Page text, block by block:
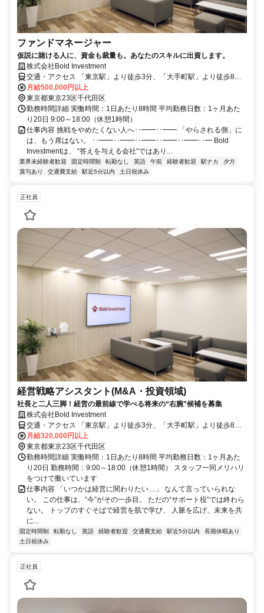
ファンドマネージャー
仮説に賭ける人に、資金も裁量も。あなたのスキルに出資します。
株式会社Bold Investment
交通・アクセス 「東京駅」より徒歩3分、「大手町駅」より徒歩8分
、「二重橋駅」より徒歩5分
月給500,000円以上
東京都東京23区千代田区
勤務時間詳細 実働時間：1日あたり8時間 平均勤務日数：1ヶ月あた
り20日 9:00～18:00（休憩1時間）
仕事内容 挑戦をやめたくない人へ･･━━･･━━ 「やらされる側」に
は、もう席はない。 ･･━━･･━━･･━━･･━━･･━━･･━ Bold
Investmentは、 “答えを与える会社”ではあり...
業界未経験者歓迎 固定時間制 転勤なし 英語 午前 経験者歓迎 駅ナカ
夕方
賞与あり
交通費支給 駅近5分以内 土日祝休み
正社員
経営戦略アシスタント(M&A・投資領域)
社長と二人三脚！経営の最前線で学べる将来の“右腕”候補を募集
株式会社Bold Investment
交通・アクセス 「東京駅」より徒歩3分、「大手町駅」より徒歩8分
、「二重橋駅」より徒歩5分
月給320,000円以上
東京都東京23区千代田区
勤務時間詳細 実働時間：1日あたり8時間 平均勤務日数：1ヶ月あた
り20日 勤務時間：9:00～18:00（休憩1時間） スタッフ一同メリハリ
をつけて働いています
仕事内容 「いつかは経営に関わりたい…」 なんて言っていられな
い。 この仕事は、“今”がその一歩目。 ただの“サポート役”では終わら
ない。 トップのすぐそばで経営を肌で学び、 人脈を広げ、未来を共
に...
固定時間制 転勤なし 英語 経験者歓迎 交通費支給 駅近5分以内
長期休暇あり
土日祝休み
正社員